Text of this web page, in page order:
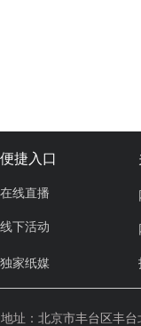
地址： 北京市丰台区丰台
在线直播
线下活动
独家纸媒
便捷入口